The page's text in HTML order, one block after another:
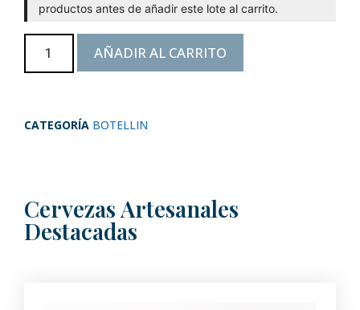
productos antes de añadir este lote al carrito.
AÑADIR AL CARRITO
CATEGORÍA BOTELLIN
Cervezas Artesanales
Destacadas